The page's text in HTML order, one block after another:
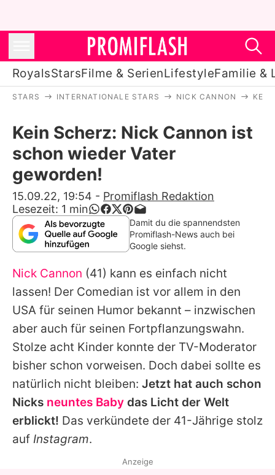
RoyalsStarsFilme & SerienLifestyleFamilie &
Stars
Filme & Serien
Lifestyle
Familie & Liebe
Promiflash Exklusiv
Alle Themen auf Promiflash
Jobs
App runterladen
Team
Redaktionelle Richtlinien
Impressum
Datenschutzerklärung
Nutzungsbedingungen
STARS INTERNATIONALE STARS NICK CANNON KEIN
Kein Scherz: Nick Cannon ist
schon wieder Vater
geworden!
15.09.22, 19:54 - Promiflash Redaktion
Lesezeit: 1 min
Damit du die spannendsten
Promiflash-News auch bei
Google siehst.
Nick Cannon (41) kann es einfach nicht
lassen! Der Comedian ist vor allem in den
USA für seinen Humor bekannt – inzwischen
aber auch für seinen Fortpflanzungswahn.
Stolze acht Kinder konnte der TV-Moderator
bisher schon vorweisen. Doch dabei sollte es
natürlich nicht bleiben: Jetzt hat auch schon
Nicks neuntes Baby das Licht der Welt
erblickt! Das verkündete der 41-Jährige stolz
auf Instagram.
Anzeige